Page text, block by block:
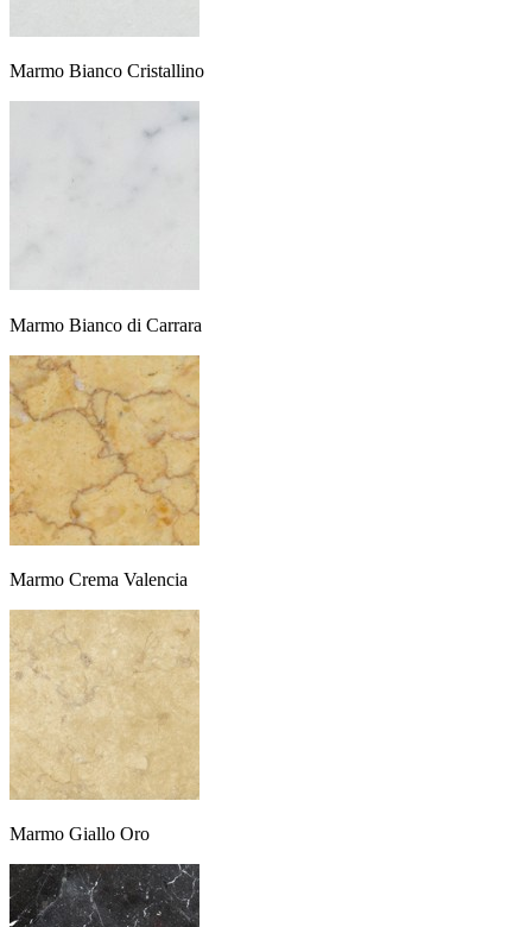
Marmo Bianco Cristallino
Marmo Bianco di Carrara
Marmo Crema Valencia
Marmo Giallo Oro